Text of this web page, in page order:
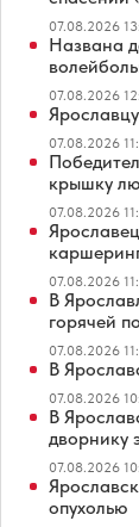
07.08.2026
Названа
07.08.2026
07.08.2026
крышку
07.08.2026
07.08.2026
В
горячей
07.08.2026
В
07.08.2026
В
дворнику
07.08.2026
опухолью